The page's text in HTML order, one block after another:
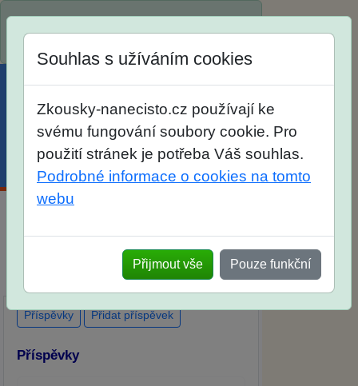
SŠ? Vaše ohlasy po skutečných
přijímacích zkouškách
Souhlas s užíváním cookies
Zkousky-nanecisto.cz používají ke
svému fungování soubory cookie. Pro
použití stránek je potřeba Váš souhlas.
Podrobné informace o cookies na tomto
webu
Přijmout vše Pouze funkční
Příspěvky Přidat příspěvek
Příspěvky